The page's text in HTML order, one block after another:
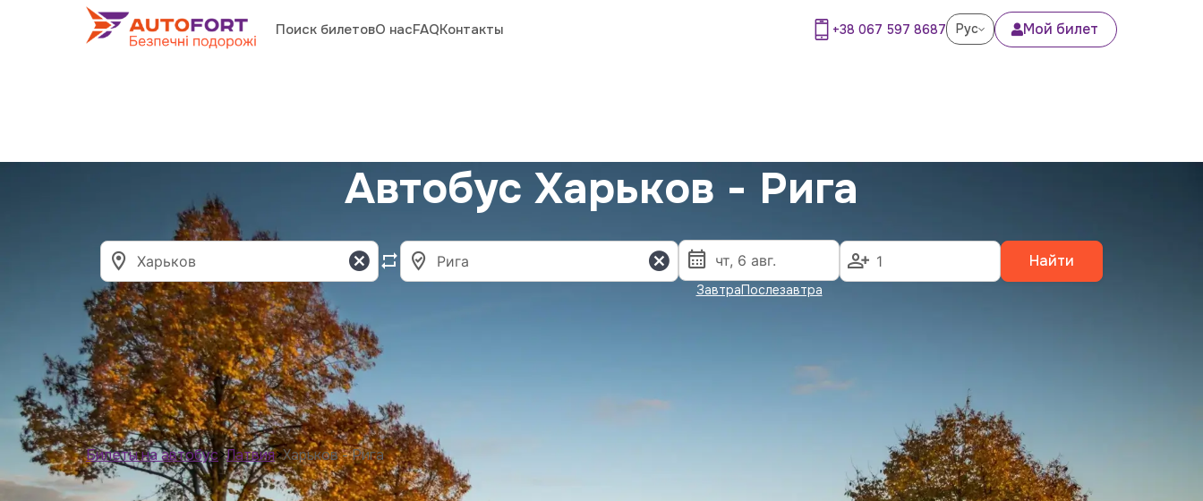
Поиск билетовО насFAQКонтакты +38 067 597 8687 Рус Мой билет
Автобус Харьков - Рига
ЗавтраПослезавтра
Найти
Билеты на автобус>Латвия>Харьков - Рига